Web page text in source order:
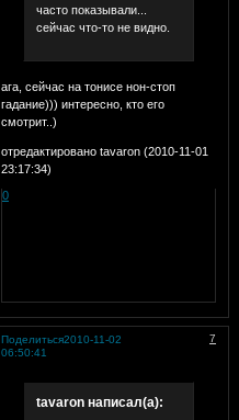
часто показывали...
сейчас что-то не видно.
ага, сейчас на тонисе нон-стоп
гадание))) интересно, кто его
смотрит..)
отредактировано tavaron (2010-11-01
23:17:34)
0
Поделиться 7
2010-11-02
06:50:41
tavaron написал(а):